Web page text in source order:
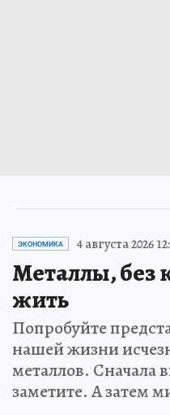
ЭКОНОМИКА 4 августа 2026
Металлы, без
жить
Попробуйте
нашей жизни
металлов. Сначала
заметите. А затем